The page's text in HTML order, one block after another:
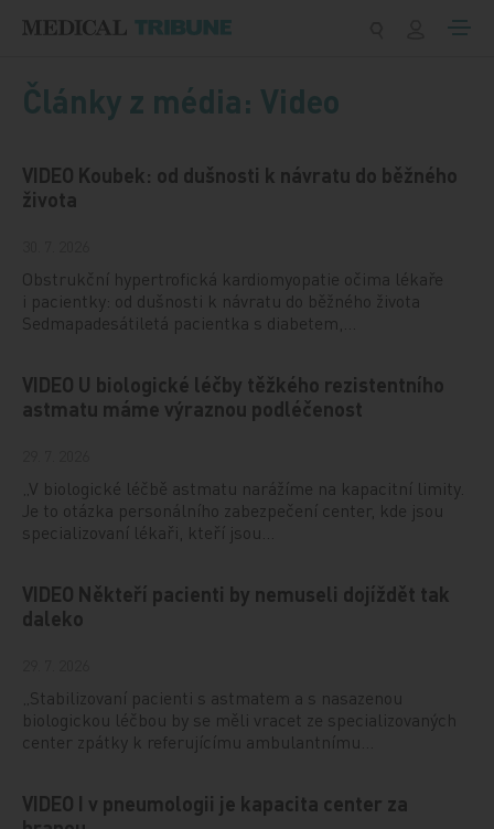
Články z média: Video
VIDEO Koubek: od dušnosti k návratu do běžného
života
Obstrukční hypertrofická kardiomyopatie očima lékaře
i pacientky: od dušnosti k návratu do běžného života
Sedmapadesátiletá pacientka s diabetem,…
VIDEO U biologické léčby těžkého rezistentního
astmatu máme výraznou podléčenost
„V biologické léčbě astmatu narážíme na kapacitní limity.
Je to otázka personálního zabezpečení center, kde jsou
specializovaní lékaři, kteří jsou…
VIDEO Někteří pacienti by nemuseli dojíždět tak
daleko
„Stabilizovaní pacienti s astmatem a s nasazenou
biologickou léčbou by se měli vracet ze specializovaných
center zpátky k referujícímu ambulantnímu…
VIDEO I v pneumologii je kapacita center za